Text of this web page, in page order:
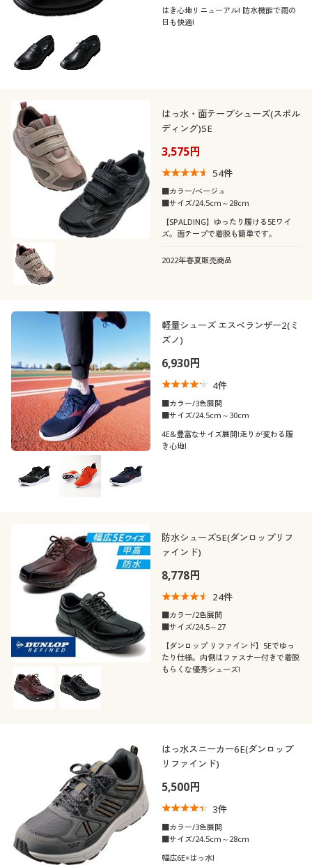
はき心地リニューアル! 防水機能で雨の
日も快適!
はっ水・面テープシューズ(スポル
ディング)5E
3,575円
54件
■カラー/ベージュ
■サイズ/24.5cm～28cm
【SPALDING】ゆったり履ける5Eワイ
ズ。面テープで着脱も簡単です。
2022年春夏販売商品
軽量シューズ エスペランザー2(ミ
ズノ)
6,930円
4件
■カラー/3色展開
■サイズ/24.5cm～30cm
4E&豊富なサイズ展開!走りが変わる履
き心地!
防水シューズ5E(ダンロップリフ
ァインド)
8,778円
24件
■カラー/2色展開
■サイズ/24.5～27
【ダンロップ リファインド】5Eでゆっ
たり仕様。内側はファスナー付きで着脱
もらくな優秀シューズ!
はっ水スニーカー6E(ダンロップ
リファインド)
5,500円
3件
■カラー/3色展開
■サイズ/24.5cm～28cm
幅広6E×はっ水!